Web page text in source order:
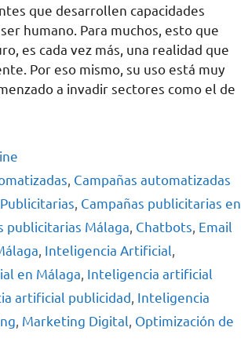
que desarrollen capacidades
humano. Para muchos, esto que
es cada vez más, una realidad que
Por eso mismo, su uso está muy
a invadir sectores como el de
Campañas automatizadas
Campañas publicitarias en
publicitarias Málaga Chatbots Email
Inteligencia Artificial
en Málaga Inteligencia artificial
artificial publicidad Inteligencia
Marketing Digital Optimización de